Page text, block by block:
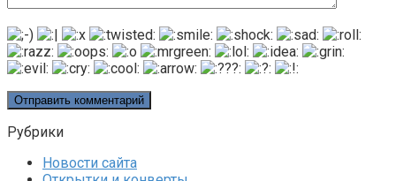
Рубрики
Новости сайта